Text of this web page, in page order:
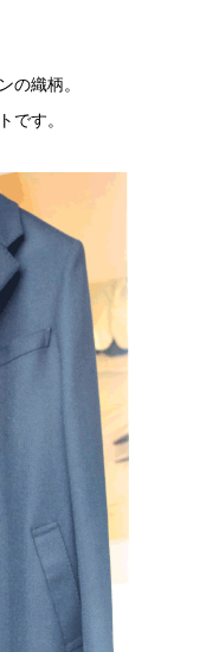
の織柄。
です。